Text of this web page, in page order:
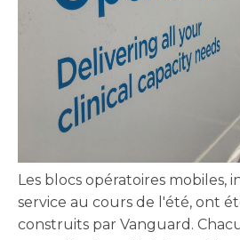
Les blocs opératoires mobiles,
service au cours de l'été, ont
construits par Vanguard.